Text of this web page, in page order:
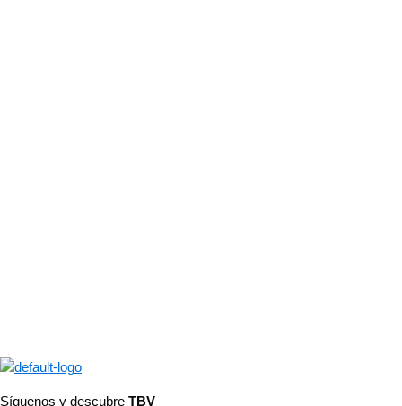
Síguenos y descubre TBV